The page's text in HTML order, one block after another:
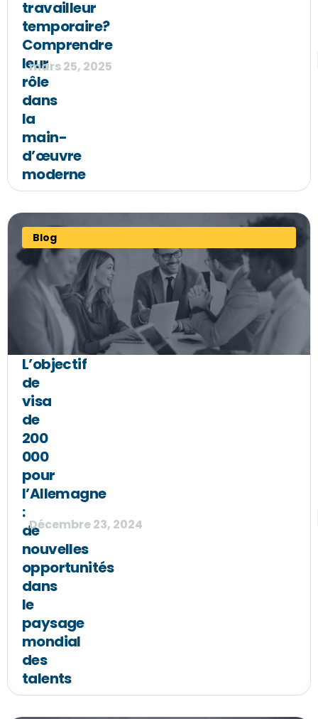
travailleur
temporaire?
Comprendre
leur
rôle
dans
la
main-
d’œuvre
moderne
mars 25, 2025
Blog
L’objectif
de
visa
de
200
000
pour
l’Allemagne
:
de
nouvelles
opportunités
dans
le
paysage
mondial
des
talents
Décembre 23, 2024